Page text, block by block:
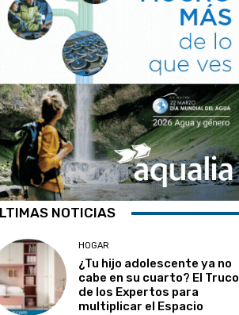
NOTICIAS
HOGAR
¿Tu hijo adolescente ya no
cabe en su cuarto? El Truco
de los Expertos para
multiplicar el Espacio